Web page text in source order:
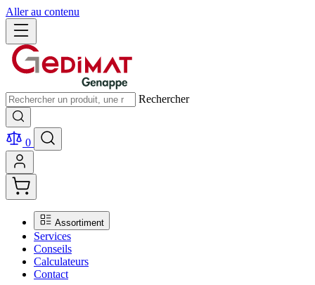
Aller au contenu
Rechercher
0
Assortiment
Services
Conseils
Calculateurs
Contact